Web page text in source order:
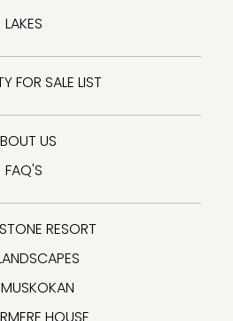
LAKES
FOR SALE LIST
US
FAQ'S
RESORT